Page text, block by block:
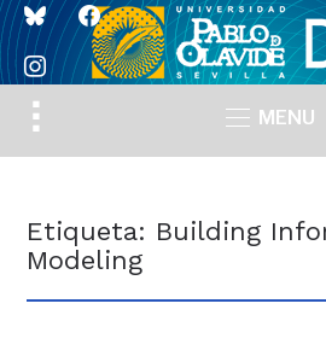
blueskyfacebook
instagram
Toggle
sidebar
MENU
Etiqueta: Building
Modeling